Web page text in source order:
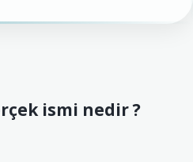
ismi nedir ?